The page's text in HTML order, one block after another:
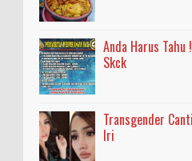
Anda Harus
Skck
Transgender
Iri